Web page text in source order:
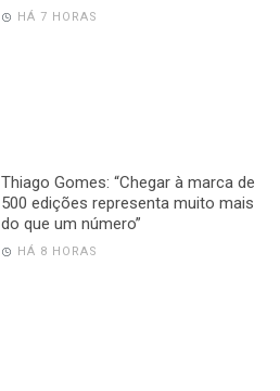
HÁ 7 HORAS
Thiago Gomes: “Chegar à marca de
500 edições representa muito mais
do que um número”
HÁ 8 HORAS